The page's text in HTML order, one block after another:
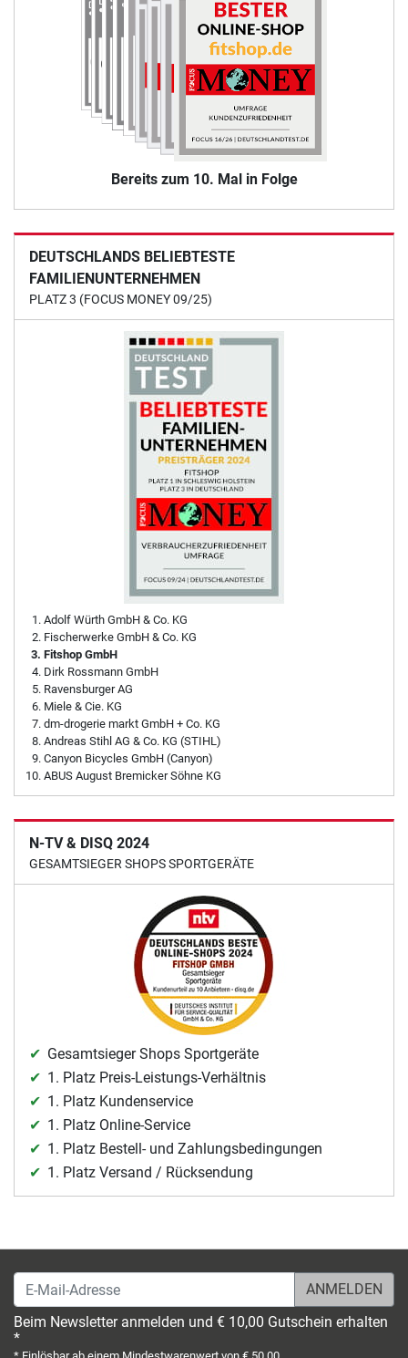
Bereits zum 10. Mal in Folge
DEUTSCHLANDS BELIEBTESTE
FAMILIENUNTERNEHMEN
PLATZ 3 (FOCUS MONEY 09/25)
Adolf Würth GmbH & Co. KG
Fischerwerke GmbH & Co. KG
Fitshop GmbH
Dirk Rossmann GmbH
Ravensburger AG
Miele & Cie. KG
dm-drogerie markt GmbH + Co. KG
Andreas Stihl AG & Co. KG (STIHL)
Canyon Bicycles GmbH (Canyon)
ABUS August Bremicker Söhne KG
N-TV & DISQ 2024
GESAMTSIEGER SHOPS SPORTGERÄTE
Gesamtsieger Shops Sportgeräte
1. Platz Preis-Leistungs-Verhältnis
1. Platz Kundenservice
1. Platz Online-Service
1. Platz Bestell- und Zahlungsbedingungen
1. Platz Versand / Rücksendung
E-Mail-Adresse
Beim Newsletter anmelden und € 10,00 Gutschein erhalten
*